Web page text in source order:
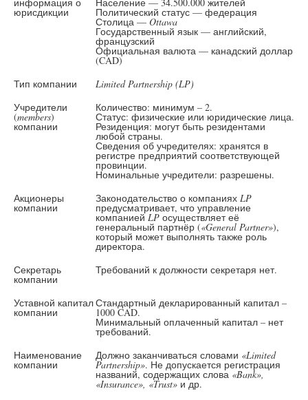
юрисдикции Политический статус — федерация
Столица — Ottawa
Государственный язык — английский,
французский
Официальная валюта — канадский доллар
(CAD)
Тип компании
Limited Partnership (LP)
Учредители
(members)
компании
Количество: минимум – 2.
Статус: физические или юридические лица.
Резиденция: могут быть резидентами
любой страны.
Сведения об учредителях: хранятся в
регистре предприятий соответствующей
провинции.
Номинальные учредители: разрешены.
Акционеры
компании
Законодательство о компаниях LP
предусматривает, что управление
компаниейLP осуществляет её
генеральный партнёр («General Partner»),
который может выполнять также роль
директора.
Секретарь
компании
Требований к должности секретаря нет.
Уставной капитал
компании
Стандартный декларированный капитал –
1000 CAD.
Минимальный оплаченный капитал – нет
требований.
Наименование
компании
Должно заканчиваться словами «Limited
Partnership». Не допускается регистрация
названий, содержащих слова «Bank»,
«Insurance», «Trust» и др.